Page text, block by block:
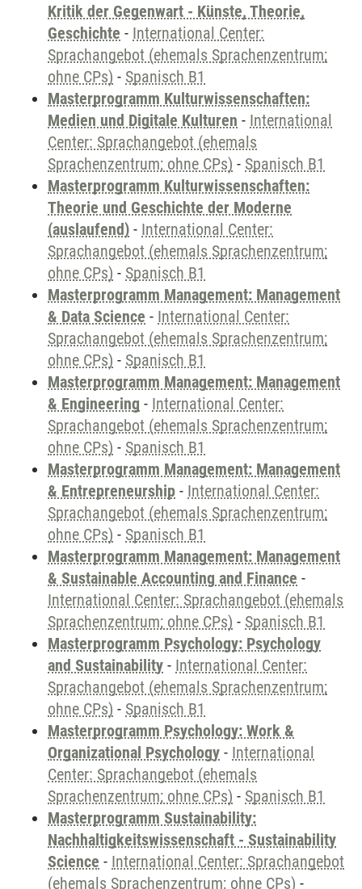
Kritik der Gegenwart - Künste, Theorie,
Geschichte - International Center:
Sprachangebot (ehemals Sprachenzentrum;
ohne CPs) - Spanisch B1
Masterprogramm Kulturwissenschaften:
Medien und Digitale Kulturen - International
Center: Sprachangebot (ehemals
Sprachenzentrum; ohne CPs) - Spanisch B1
Masterprogramm Kulturwissenschaften:
Theorie und Geschichte der Moderne
(auslaufend) - International Center:
Sprachangebot (ehemals Sprachenzentrum;
ohne CPs) - Spanisch B1
Masterprogramm Management: Management
& Data Science - International Center:
Sprachangebot (ehemals Sprachenzentrum;
ohne CPs) - Spanisch B1
Masterprogramm Management: Management
& Engineering - International Center:
Sprachangebot (ehemals Sprachenzentrum;
ohne CPs) - Spanisch B1
Masterprogramm Management: Management
& Entrepreneurship - International Center:
Sprachangebot (ehemals Sprachenzentrum;
ohne CPs) - Spanisch B1
Masterprogramm Management: Management
& Sustainable Accounting and Finance -
International Center: Sprachangebot (ehemals
Sprachenzentrum; ohne CPs) - Spanisch B1
Masterprogramm Psychology: Psychology
and Sustainability - International Center:
Sprachangebot (ehemals Sprachenzentrum;
ohne CPs) - Spanisch B1
Masterprogramm Psychology: Work &
Organizational Psychology - International
Center: Sprachangebot (ehemals
Sprachenzentrum; ohne CPs) - Spanisch B1
Masterprogramm Sustainability:
Nachhaltigkeitswissenschaft - Sustainability
Science - International Center: Sprachangebot
(ehemals Sprachenzentrum; ohne CPs) -